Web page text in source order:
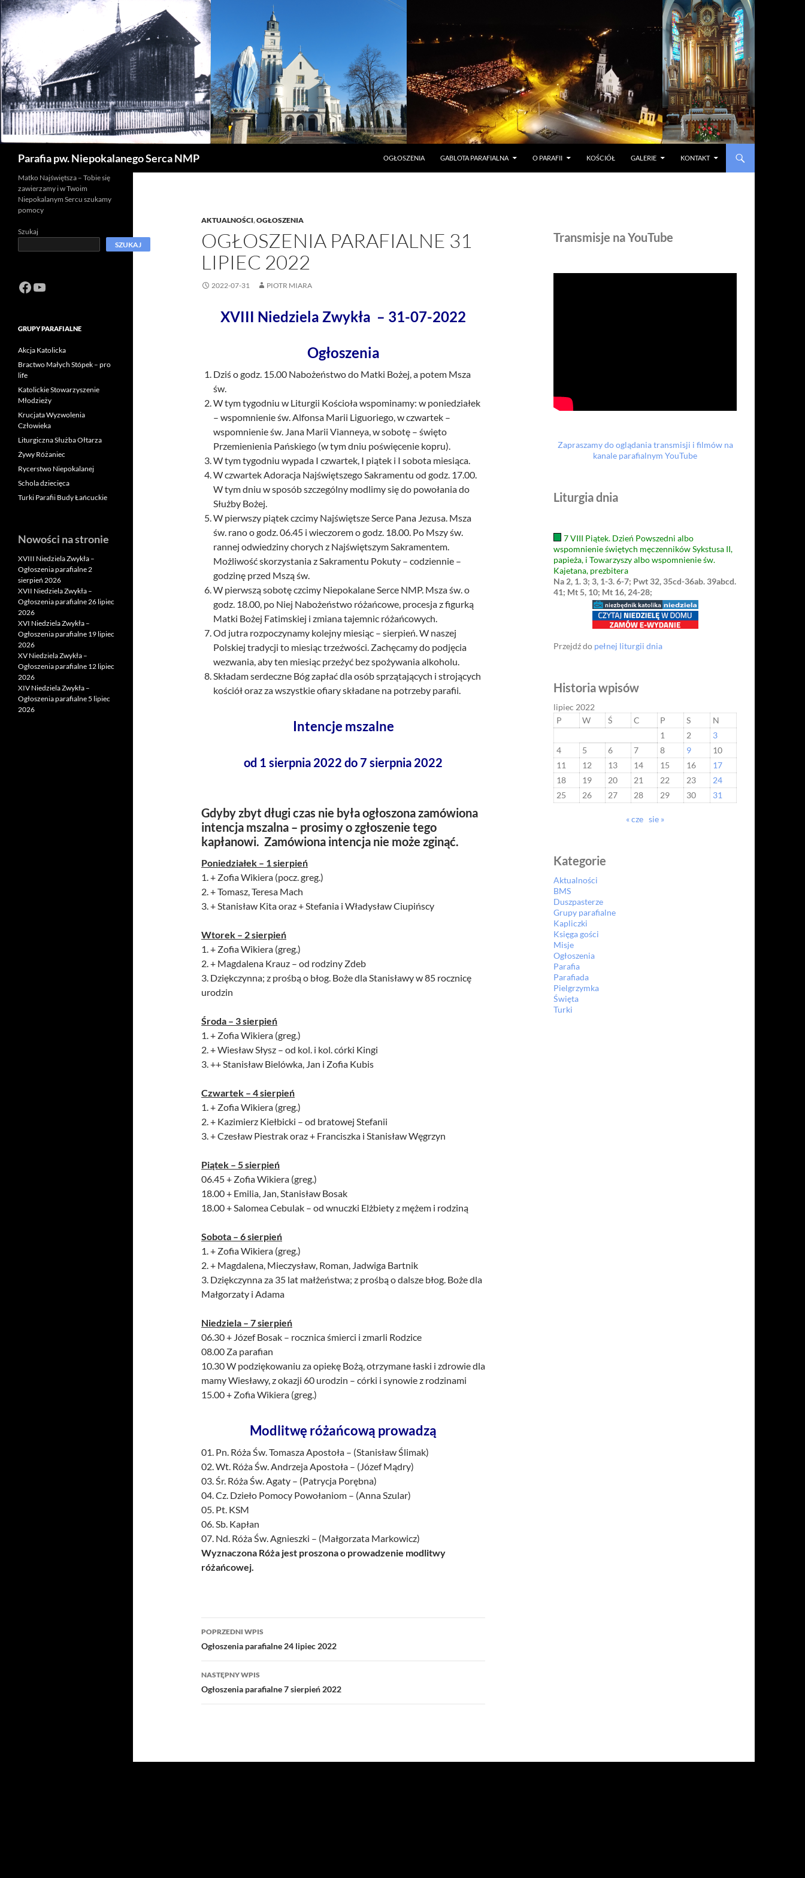
Parafia pw. Niepokalanego Serca NMP
OGŁOSZENIA
GABLOTA PARAFIALNA O PARAFII KOŚCIÓŁ GALERIE KONTAKT
AKTUALNOŚCI,OGŁOSZENIA
OGŁOSZENIA PARAFIALNE 31
LIPIEC 2022
2022-07-31 PIOTR MIARA
XVIII Niedziela Zwykła – 31-07-2022
Ogłoszenia
Dziś o godz. 15.00 Nabożeństwo do Matki Bożej, a potem Msza
św.
W tym tygodniu w Liturgii Kościoła wspominamy: w poniedziałek
– wspomnienie św. Alfonsa Marii Liguoriego, w czwartek –
wspomnienie św. Jana Marii Vianneya, w sobotę – święto
Przemienienia Pańskiego (w tym dniu poświęcenie kopru).
W tym tygodniu wypada I czwartek, I piątek i I sobota miesiąca.
W czwartek Adoracja Najświętszego Sakramentu od godz. 17.00.
W tym dniu w sposób szczególny modlimy się do powołania do
Służby Bożej.
W pierwszy piątek czcimy Najświętsze Serce Pana Jezusa. Msza
św. rano o godz. 06.45 i wieczorem o godz. 18.00. Po Mszy św.
rannej odwiedziny chorych z Najświętszym Sakramentem.
Możliwość skorzystania z Sakramentu Pokuty – codziennie –
godzinę przed Mszą św.
W pierwszą sobotę czcimy Niepokalane Serce NMP. Msza św. o
godz. 18.00, po Niej Nabożeństwo różańcowe, procesja z figurką
Matki Bożej Fatimskiej i zmiana tajemnic różańcowych.
Od jutra rozpoczynamy kolejny miesiąc – sierpień. W naszej
Polskiej tradycji to miesiąc trzeźwości. Zachęcamy do podjęcia
wezwania, aby ten miesiąc przeżyć bez spożywania alkoholu.
Składam serdeczne Bóg zapłać dla osób sprzątających i strojących
kościół oraz za wszystkie ofiary składane na potrzeby parafii.
Intencje mszalne
od 1 sierpnia 2022 do 7 sierpnia 2022
Gdyby zbyt długi czas nie była ogłoszona zamówiona
intencja mszalna – prosimy o zgłoszenie tego
kapłanowi. Zamówiona intencja nie może zginąć.
Poniedziałek – 1 sierpień
1. + Zofia Wikiera (pocz. greg.)
2. + Tomasz, Teresa Mach
3. + Stanisław Kita oraz + Stefania i Władysław Ciupińscy
Wtorek – 2 sierpień
1. + Zofia Wikiera (greg.)
2. + Magdalena Krauz – od rodziny Zdeb
3. Dziękczynna; z prośbą o błog. Boże dla Stanisławy w 85 rocznicę
urodzin
Środa – 3 sierpień
1. + Zofia Wikiera (greg.)
2. + Wiesław Słysz – od kol. i kol. córki Kingi
3. ++ Stanisław Bielówka, Jan i Zofia Kubis
Czwartek – 4 sierpień
1. + Zofia Wikiera (greg.)
2. + Kazimierz Kiełbicki – od bratowej Stefanii
3. + Czesław Piestrak oraz + Franciszka i Stanisław Węgrzyn
Piątek – 5 sierpień
06.45 + Zofia Wikiera (greg.)
18.00 + Emilia, Jan, Stanisław Bosak
18.00 + Salomea Cebulak – od wnuczki Elżbiety z mężem i rodziną
Sobota – 6 sierpień
1. + Zofia Wikiera (greg.)
2. + Magdalena, Mieczysław, Roman, Jadwiga Bartnik
3. Dziękczynna za 35 lat małżeństwa; z prośbą o dalsze błog. Boże dla
Małgorzaty i Adama
Niedziela – 7 sierpień
06.30 + Józef Bosak – rocznica śmierci i zmarli Rodzice
08.00 Za parafian
10.30 W podziękowaniu za opiekę Bożą, otrzymane łaski i zdrowie dla
mamy Wiesławy, z okazji 60 urodzin – córki i synowie z rodzinami
15.00 + Zofia Wikiera (greg.)
Modlitwę różańcową prowadzą
01. Pn. Róża Św. Tomasza Apostoła – (Stanisław Ślimak)
02. Wt. Róża Św. Andrzeja Apostoła – (Józef Mądry)
03. Śr. Róża Św. Agaty – (Patrycja Porębna)
04. Cz. Dzieło Pomocy Powołaniom – (Anna Szular)
05. Pt. KSM
06. Sb. Kapłan
07. Nd. Róża Św. Agnieszki – (Małgorzata Markowicz)
Wyznaczona Róża jest proszona o prowadzenie modlitwy
różańcowej.
Nawigacja
wpisu
POPRZEDNI WPIS
Ogłoszenia parafialne 24 lipiec 2022
NASTĘPNY WPIS
Ogłoszenia parafialne 7 sierpień 2022
Transmisje na YouTube
Zapraszamy do oglądania transmisji i filmów na
kanale parafialnym YouTube
Liturgia dnia
7 VIII Piątek. Dzień Powszedni albo
wspomnienie świętych męczenników Sykstusa II,
papieża, i Towarzyszy albo wspomnienie św.
Kajetana, prezbitera
Na 2, 1. 3; 3, 1-3. 6-7; Pwt 32, 35cd-36ab. 39abcd.
41; Mt 5, 10; Mt 16, 24-28;
Przejdź do pełnej liturgii dnia
Historia wpisów
lipiec 2022
P
W Ś C P S
N
1
2
3
4
5 6 7 8 9
10
11
12 13 14 15 16
17
18
19 20 21 22 23
24
25
26 27 28 29 30 31
« cze sie »
Kategorie
Aktualności
BMS
Duszpasterze
Grupy parafialne
Kapliczki
Księga gości
Misje
Ogłoszenia
Parafia
Parafiada
Pielgrzymka
Święta
Turki
Matko Najświętsza – Tobie się
zawierzamy i w Twoim
Niepokalanym Sercu szukamy
pomocy
Szukaj
SZUKAJ
Facebook
https://www.youtube.com/channel/UCeN8ciSo_a79igwmwNXx2qw
GRUPY PARAFIALNE
Akcja Katolicka
Bractwo Małych Stópek – pro
life
Katolickie Stowarzyszenie
Młodzieży
Krucjata Wyzwolenia
Człowieka
Liturgiczna Służba Ołtarza
Żywy Różaniec
Rycerstwo Niepokalanej
Schola dziecięca
Turki Parafii Budy Łańcuckie
Nowości na stronie
XVIII Niedziela Zwykła –
Ogłoszenia parafialne 2
sierpień 2026
XVII Niedziela Zwykła –
Ogłoszenia parafialne 26 lipiec
2026
XVI Niedziela Zwykła –
Ogłoszenia parafialne 19 lipiec
2026
XV Niedziela Zwykła –
Ogłoszenia parafialne 12 lipiec
2026
XIV Niedziela Zwykła –
Ogłoszenia parafialne 5 lipiec
2026